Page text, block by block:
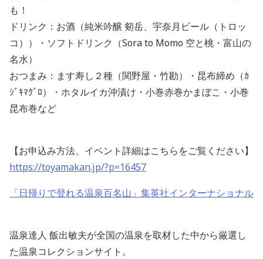
も！
ドリンク：お酒（純米吟醸 剱岳、宇奈月ビール（トロッ
コ））・ソフトドリンク（Sora to Momo 空と桃・富山の
名水）
おつまみ：ます寿し２種（関野屋・竹勘）・昆布締め（ｶ
ｼﾞｷﾏｸﾞﾛ）・ホタルイカ沖漬け・小巻赤巻かまぼこ・小巻
昆布巻など
【お申込み方法、イベント詳細はこちらをご覧ください】
https://toyamakan.jp/?p=16457
「日帰りで登れる温泉百名山」集英社インターナショナル
温泉達人 飯出敏夫が全国の温泉を取材した中から厳選し
た温泉コレクションサイト。